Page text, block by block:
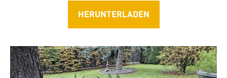
HERUNTERLADEN